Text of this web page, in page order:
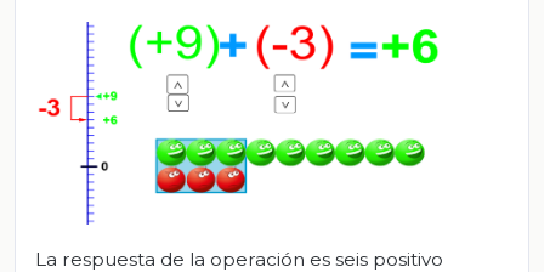
La respuesta de la operación es seis positivo